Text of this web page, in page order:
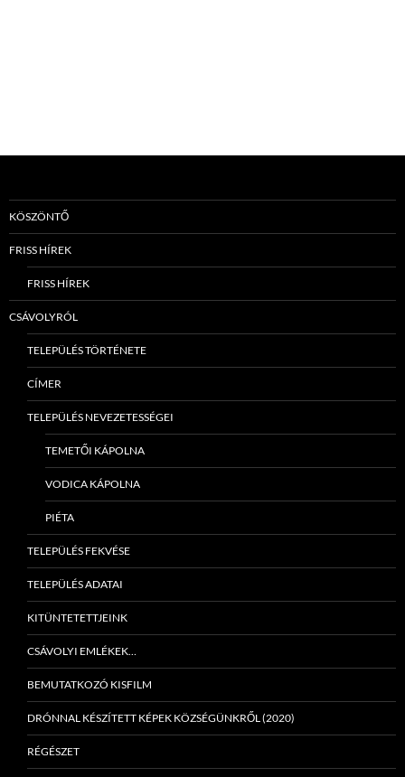
KÖSZÖNTŐ
FRISS HÍREK
FRISS HÍREK
CSÁVOLYRÓL
TELEPÜLÉS TÖRTÉNETE
CÍMER
TELEPÜLÉS NEVEZETESSÉGEI
TEMETŐI KÁPOLNA
VODICA KÁPOLNA
PIÉTA
TELEPÜLÉS FEKVÉSE
TELEPÜLÉS ADATAI
KITÜNTETETTJEINK
CSÁVOLYI EMLÉKEK…
BEMUTATKOZÓ KISFILM
DRÓNNAL KÉSZÍTETT KÉPEK KÖZSÉGÜNKRŐL (2020)
RÉGÉSZET